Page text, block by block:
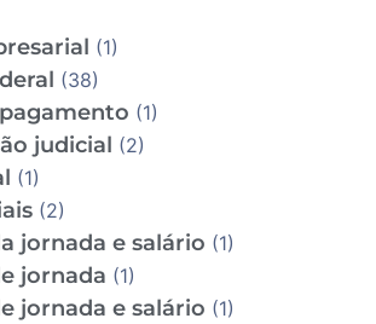
(1)
(38)
(1)
judicial (2)
(1)
(2)
jornada e salário (1)
jornada (1)
jornada e salário (1)